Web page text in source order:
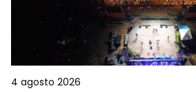
4 agosto 2026